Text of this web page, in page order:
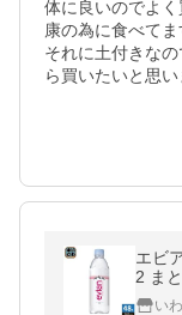
体に良いのでよ
康の為に食べて
それに土付きな
ら買いたいと思い
エビ
2 ま
ー 硬
い